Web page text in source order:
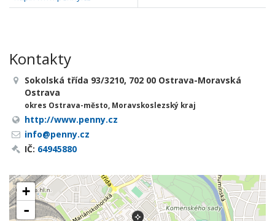
Kontakty
Sokolská třída 93/3210, 702 00 Ostrava-Moravská
Ostrava
okres Ostrava-město, Moravskoslezský kraj
http://www.penny.cz
info@penny.cz
IČ: 64945880
+
-